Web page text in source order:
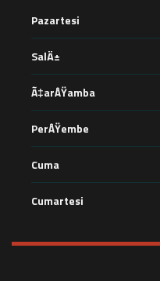
Pazartesi
SalÄ±
Ã‡arÅŸamba
PerÅŸembe
Cuma
Cumartesi